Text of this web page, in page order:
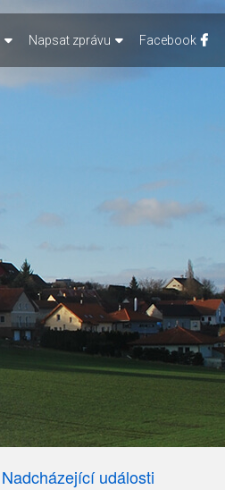
Nadcházející události
Napsat zprávu Facebook